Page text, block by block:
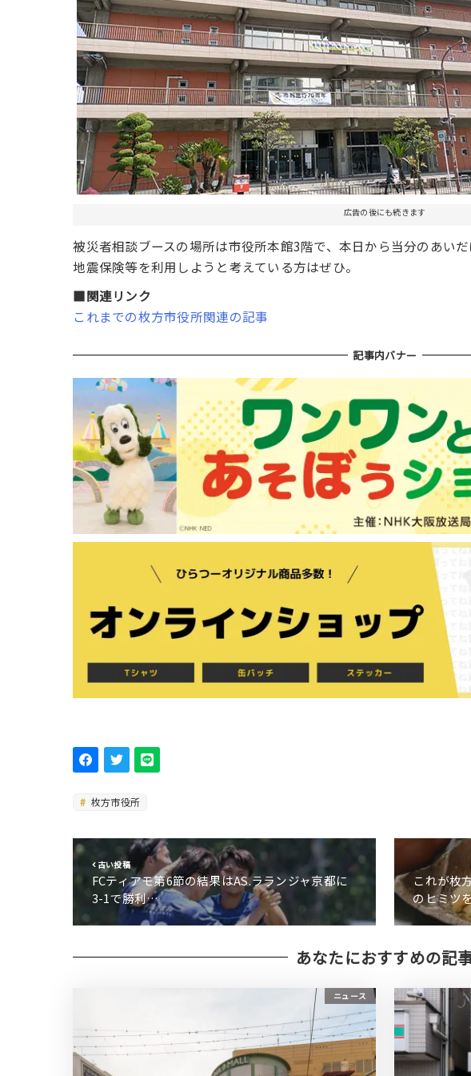
広告の後にも続きます
被災者相談ブースの場所は市役所本館3階で、本日から当分のあいだ
地震保険等を利用しようと考えている方はぜひ。
■関連リンク
これまでの枚方市役所関連の記事
記事内バナー
枚方市役所
古い投稿
FCティアモ第6節の結果はAS.ラランジャ京都に
3-1で勝利…
これが枚
のヒミツ
あなたにおすすめの記
ニュース